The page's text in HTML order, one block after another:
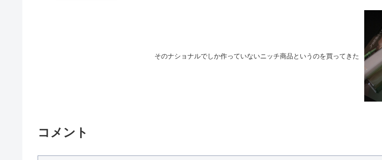
そのナショナルでしか作っていないニッチ商品というのを買ってきた
コメント